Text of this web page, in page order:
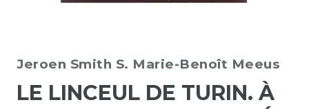
Jeroen Smith S. Marie-Benoît Meeus
LE LINCEUL DE TURIN. À